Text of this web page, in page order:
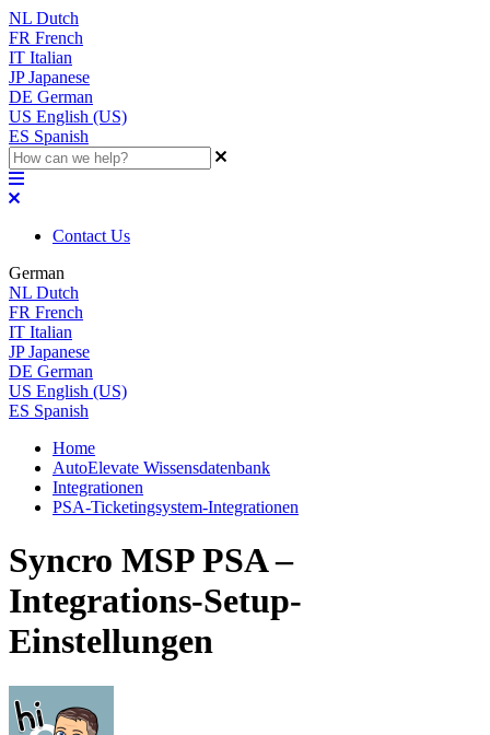
NL Dutch
FR French
IT Italian
JP Japanese
DE German
US English (US)
ES Spanish
Contact Us
German
NL Dutch
FR French
IT Italian
JP Japanese
DE German
US English (US)
ES Spanish
Home
AutoElevate Wissensdatenbank
Integrationen
PSA-Ticketingsystem-Integrationen
Syncro MSP PSA –
Integrations-Setup-
Einstellungen